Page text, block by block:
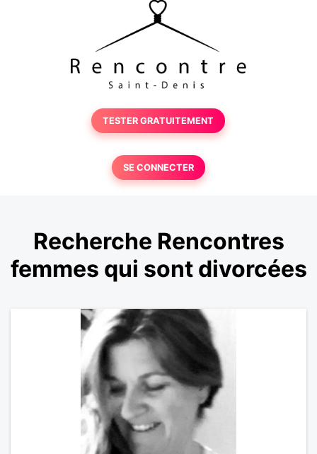
TESTER GRATUITEMENT
SE CONNECTER
Recherche Rencontres
femmes qui sont divorcées